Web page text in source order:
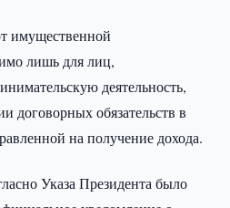
имущественной
лишь для лиц,
деятельность,
договорных обязательств в
на получение дохода.
Указа Президента было